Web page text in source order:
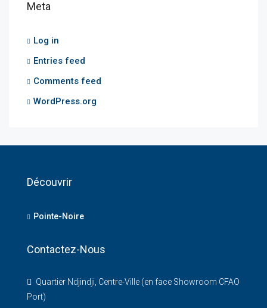
Meta
Log in
Entries feed
Comments feed
WordPress.org
Découvrir
Pointe-Noire
Contactez-Nous
Quartier Ndjindji, Centre-Ville (en face Showroom CFAO
Port)